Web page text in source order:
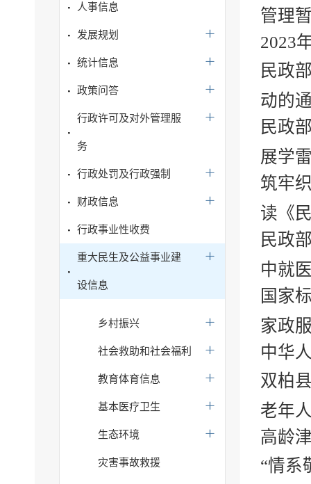
人事信息
发展规划
统计信息
政策问答
行政许可及对外管理服
务
行政处罚及行政强制
财政信息
行政事业性收费
重大民生及公益事业建
设信息
乡村振兴
社会救助和社会福利
教育体育信息
基本医疗卫生
生态环境
灾害事故救援
管理
2023
民政
动的
民政
展学
筑牢
读《
民政
中就
国家
家政
中华
双柏
老年
高龄
“情系